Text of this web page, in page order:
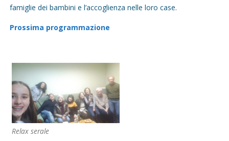
famiglie dei bambini e l’accoglienza nelle loro case.
Prossima programmazione
Relax serale